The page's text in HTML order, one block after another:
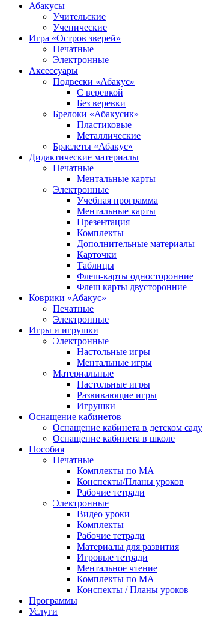
Абакусы
Учительские
Ученические
Игра «Остров зверей»
Печатные
Электронные
Аксессуары
Подвески «Абакус»
С веревкой
Без веревки
Брелоки «Абакусик»
Пластиковые
Металлические
Браслеты «Абакус»
Дидактические материалы
Печатные
Ментальные карты
Электронные
Учебная программа
Ментальные карты
Презентация
Комплекты
Дополнительные материалы
Карточки
Таблицы
Флеш-карты односторонние
Флеш карты двусторонние
Коврики «Абакус»
Печатные
Электронные
Игры и игрушки
Электронные
Настольные игры
Ментальные игры
Материальные
Настольные игры
Развивающие игры
Игрушки
Оснащение кабинетов
Оснащение кабинета в детском саду
Оснащение кабинета в школе
Пособия
Печатные
Комплекты по МА
Конспекты/Планы уроков
Рабочие тетради
Электронные
Видео уроки
Комплекты
Рабочие тетради
Материалы для развития
Игровые тетради
Ментальное чтение
Комплекты по МА
Конспекты / Планы уроков
Программы
Услуги